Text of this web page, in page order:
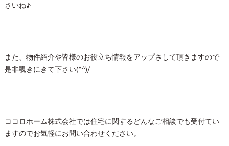
さいね♪
また、物件紹介や皆様のお役立ち情報をアップさして頂きますので
是非覗きにきて下さい(^^)/
ココロホーム株式会社では住宅に関するどんなご相談でも受付てい
ますのでお気軽にお問い合わせください。